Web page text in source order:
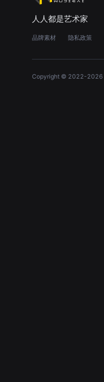
人人都是艺术家
品牌素材 隐私政策
Copyright © 2022-2026